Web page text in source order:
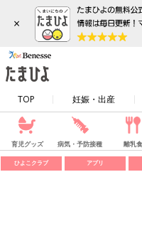
×
TOP 妊娠・出産
育児グッズ 病気・予防接種 離乳食
ひよこクラブ アプリ